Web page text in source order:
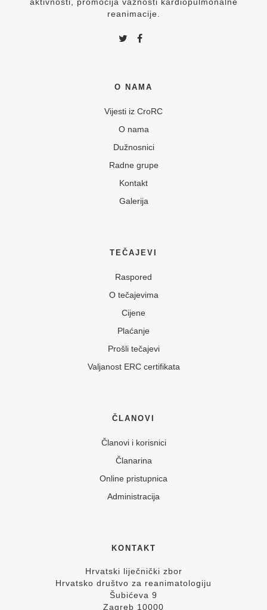
aktivnosti, promocija važnosti kardiopulmonalne
reanimacije.
O NAMA
Vijesti iz CroRC
O nama
Dužnosnici
Radne grupe
Kontakt
Galerija
TEČAJEVI
Raspored
O tečajevima
Cijene
Plaćanje
Prošli tečajevi
Valjanost ERC certifikata
ČLANOVI
Članovi i korisnici
Članarina
Online pristupnica
Administracija
KONTAKT
Hrvatski liječnički zbor
Hrvatsko društvo za reanimatologiju
Šubićeva 9
Zagreb 10000